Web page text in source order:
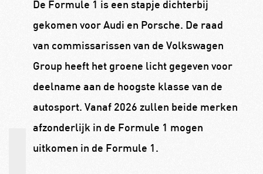
De Formule 1 is een stapje dichterbij
gekomen voor Audi en Porsche. De raad
van commissarissen van de Volkswagen
Group heeft het groene licht gegeven voor
deelname aan de hoogste klasse van de
autosport. Vanaf 2026 zullen beide merken
afzonderlijk in de Formule 1 mogen
uitkomen in de Formule 1.